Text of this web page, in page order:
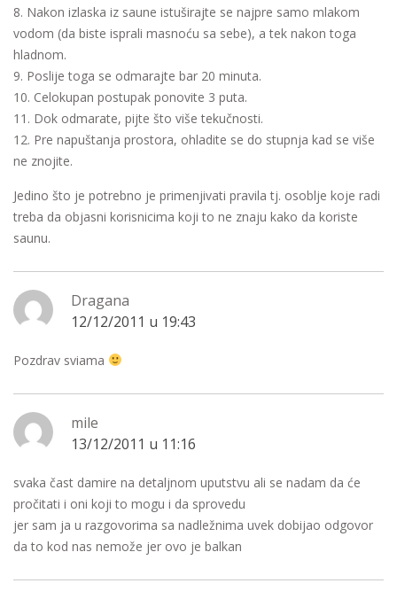
8. Nakon izlaska iz saune istuširajte se najpre samo mlakom
vodom (da biste isprali masnoću sa sebe), a tek nakon toga
hladnom.
9. Poslije toga se odmarajte bar 20 minuta.
10. Celokupan postupak ponovite 3 puta.
11. Dok odmarate, pijte što više tekučnosti.
12. Pre napuštanja prostora, ohladite se do stupnja kad se više
ne znojite.
Jedino što je potrebno je primenjivati pravila tj. osoblje koje radi
treba da objasni korisnicima koji to ne znaju kako da koriste
saunu.
Dragana
12/12/2011 u 19:43
Pozdrav sviama
mile
13/12/2011 u 11:16
svaka čast damire na detaljnom uputstvu ali se nadam da će
pročitati i oni koji to mogu i da sprovedu
jer sam ja u razgovorima sa nadležnima uvek dobijao odgovor
da to kod nas nemože jer ovo je balkan